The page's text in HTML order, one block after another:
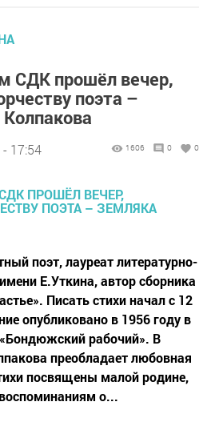
СДК прошёл вечер,
поэта –
17:54 1606 0 0
поэт, лауреат литературно-
Е.Уткина, автор сборника
Писать стихи начал с 12
опубликовано в 1956 году в
рабочий». В
преобладает любовная
посвящены малой родине,
о...